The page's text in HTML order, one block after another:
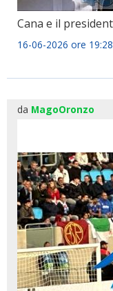
Cana e il
16-06-2026 ore
da MagoOronzo